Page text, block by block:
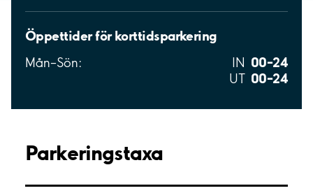
Öppettider för korttidsparkering
Mån–Sön: IN 00–24
UT 00–24
Parkeringstaxa